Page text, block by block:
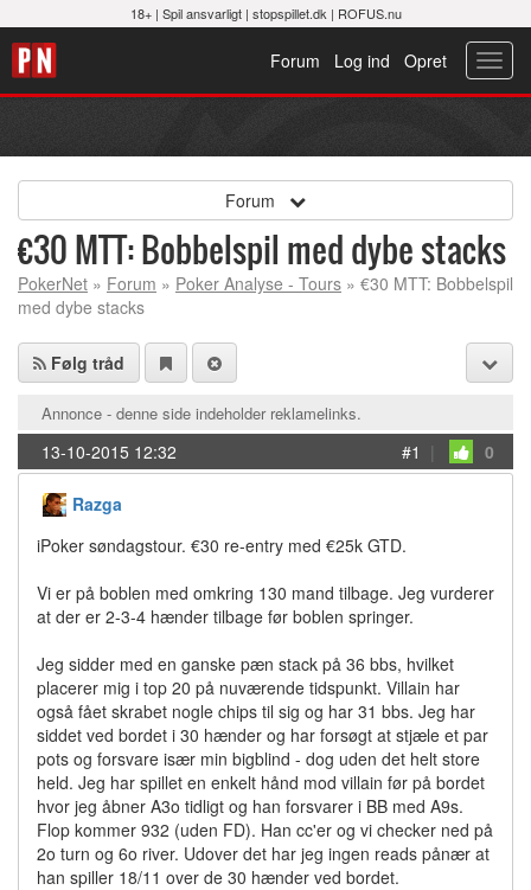
18+ | Spil ansvarligt| stopspillet.dk | ROFUS.nu
Opret
Log ind
Forum
Forum
€30 MTT: Bobbelspil med dybe stacks
PokerNet » Forum » Poker Analyse - Tours » €30 MTT: Bobbelspil
med dybe stacks
Følg tråd
Annonce - denne side indeholder reklamelinks.
13-10-2015 12:32 #1 | 0
Razga
iPoker søndagstour. €30 re-entry med €25k GTD.
Vi er på boblen med omkring 130 mand tilbage. Jeg vurderer
at der er 2-3-4 hænder tilbage før boblen springer.
Jeg sidder med en ganske pæn stack på 36 bbs, hvilket
placerer mig i top 20 på nuværende tidspunkt. Villain har
også fået skrabet nogle chips til sig og har 31 bbs. Jeg har
siddet ved bordet i 30 hænder og har forsøgt at stjæle et par
pots og forsvare især min bigblind - dog uden det helt store
held. Jeg har spillet en enkelt hånd mod villain før på bordet
hvor jeg åbner A3o tidligt og han forsvarer i BB med A9s.
Flop kommer 932 (uden FD). Han cc'er og vi checker ned på
2o turn og 6o river. Udover det har jeg ingen reads pånær at
han spiller 18/11 over de 30 hænder ved bordet.